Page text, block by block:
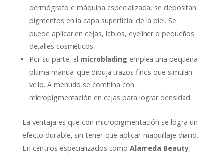
dermógrafo o máquina especializada, se depositan
pigmentos en la capa superficial de la piel. Se
puede aplicar en cejas, labios, eyeliner o pequeños
detalles cosméticos.
Por su parte, el microblading emplea una pequeña
pluma manual que dibuja trazos finos que simulan
vello. A menudo se combina con
micropigmentación en cejas para lograr densidad.
La ventaja es que con micropigmentación se logra un
efecto durable, sin tener que aplicar maquillaje diario.
En centros especializados como Alameda Beauty,